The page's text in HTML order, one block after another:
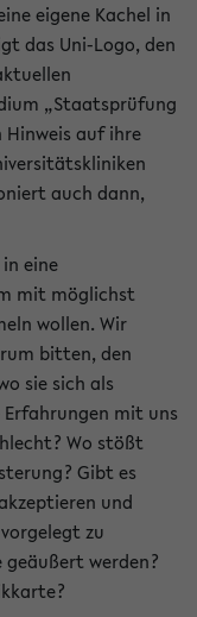
eigene Kachel in
das Uni-Logo, den
„Staatsprüfung
Hinweis auf ihre
auch dann,
eine
mit möglichst
wollen. Wir
bitten, den
sie sich als
mit uns
Wo stößt
Gibt es
und
zu
werden?